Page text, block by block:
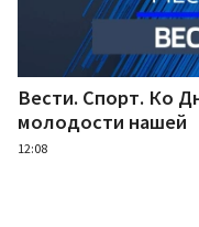
Вести. Спорт. Ко
молодости нашей
12:08